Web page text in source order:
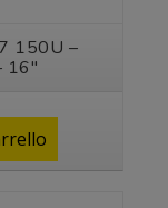
150U –
16″